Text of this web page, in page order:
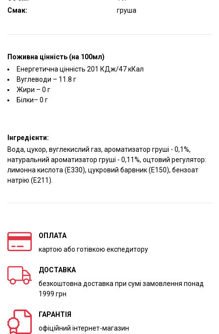
Смак:
груша
Поживна цінність (на 100мл)
Енергетична цінність 201 КДж/47 кКал
Вуглеводи – 11.8 г
Жири – 0 г
Білки– 0 г
Інгредієнти:
Вода, цукор, вуглекислий газ, ароматизатор груші - 0,1%,
натуральний ароматизатор груші - 0,11%, оцтовий регулятор:
лимонна кислота (E330), цукровий барвник (E150), бензоат
натрію (E211).
ОПЛАТА
картою або готівкою експедитору
ДОСТАВКА
безкоштовна доставка при сумі замовлення понад
1999 грн
ГАРАНТІЯ
офіційний інтернет-магазин